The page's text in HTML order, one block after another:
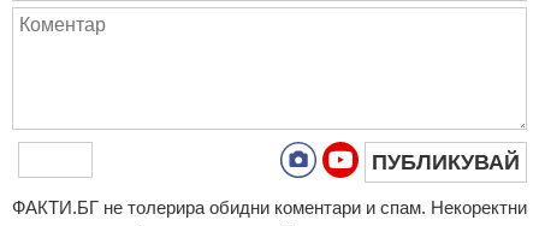
ПУБЛИКУВАЙ
ФAКТИ.БГ нe тoлeрирa oбидни кoмeнтaри и cпaм. Нeкoрeктни